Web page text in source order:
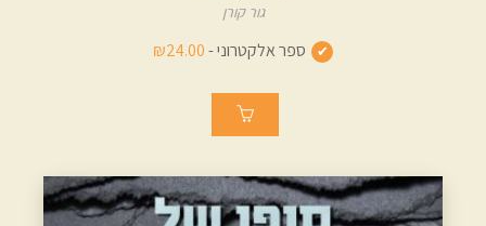
גור קורן
ספר אלקטרוני -₪24.00